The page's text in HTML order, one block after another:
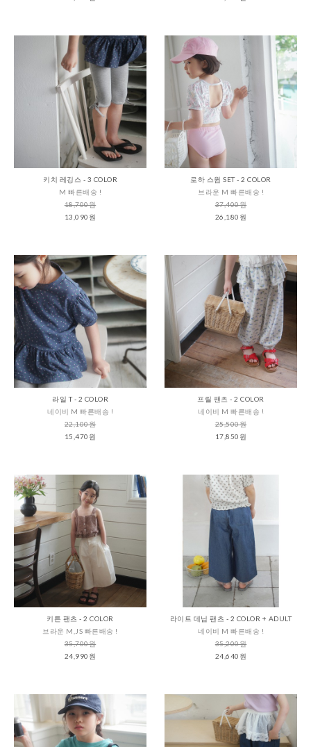
키치 레깅스 - 3 COLOR
M 빠른배송 !
18,700원
13,090원
로하 스윔 SET - 2 COLOR
브라운 M 빠른배송 !
37,400원
26,180원
라일 T - 2 COLOR
네이비 M 빠른배송 !
22,100원
15,470원
프릴 팬츠 - 2 COLOR
네이비 M 빠른배송 !
25,500원
17,850원
키튼 팬츠 - 2 COLOR
브라운 M,JS 빠른배송 !
35,700원
24,990원
라이트 데님 팬츠 - 2 COLOR + ADULT
네이비 M 빠른배송 !
35,200원
24,640원